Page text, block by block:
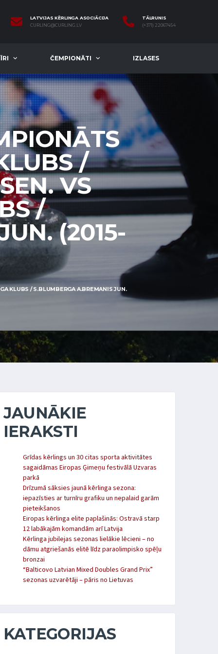
LATVIJAS KĒRLINGA ASOCIĀCIJA
CURLING@CURLING.LV
TĀLRUNIS
(+371) 22067454
ČEMPIONĀTI IZLASES
/
VS
/
(2015-
KLUBS / S.BLUMBERGA A.BREMANIS JUN.
JAUNĀKIE
IERAKSTI
Grīdas kērlings un 30 citas sporta aktivitātes
sagaidāmas Eiropas Ģimeņu festivālā Uzvaras
parkā
Drīzumā sāksies jaunā kērlinga sezona:
iepazīsties ar turnīru grafiku un nepalaid garām
pieteikšanos
Eiropas kērlinga elite paplašinās: Ostravā starp
12 labākajām komandām arī Latvija
Kērlinga jubilejas sezonas lielākie lēcieni – no
dāmu atgriešanās elitē līdz paraolimpisko spēļu
bronzai
“Balticovo Latvian Mixed Doubles Grand Prix”
sezonas uzvarētāji – pāris no Lietuvas
KATEGORIJAS